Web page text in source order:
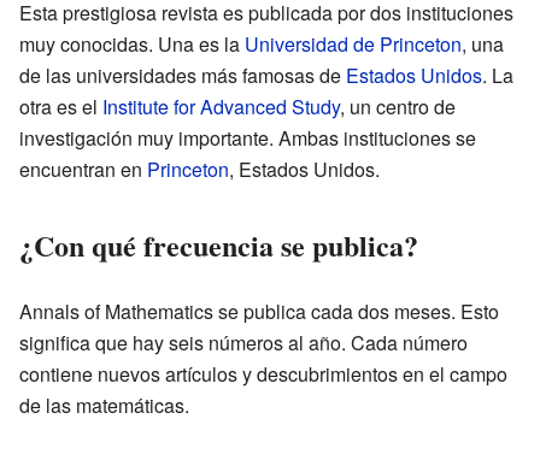
Esta prestigiosa revista es publicada por dos instituciones
muy conocidas. Una es la Universidad de Princeton, una
de las universidades más famosas de Estados Unidos. La
otra es el Institute for Advanced Study, un centro de
investigación muy importante. Ambas instituciones se
encuentran en Princeton, Estados Unidos.
¿Con qué frecuencia se publica?
Annals of Mathematics se publica cada dos meses. Esto
significa que hay seis números al año. Cada número
contiene nuevos artículos y descubrimientos en el campo
de las matemáticas.